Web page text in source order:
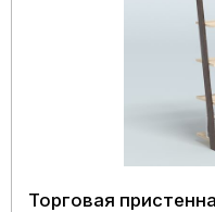
Торговая